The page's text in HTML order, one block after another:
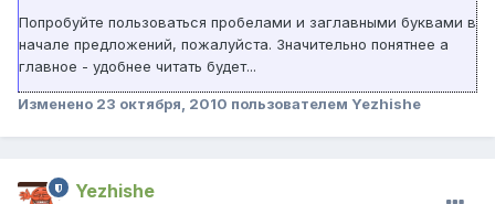
Попробуйте пользоваться пробелами и заглавными буквами в
начале предложений, пожалуйста. Значительно понятнее а
главное - удобнее читать будет...
Изменено 23 октября, 2010 пользователем Yezhishe
Yezhishe